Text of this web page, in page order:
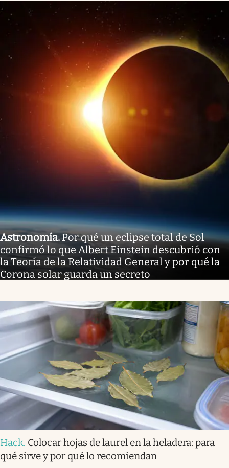
Astronomía.Por qué un eclipse total de Sol
confirmó lo que Albert Einstein descubrió con
la Teoría de la Relatividad General y por qué la
Corona solar guarda un secreto
Hack. Colocar hojas de laurel en la heladera: para
qué sirve y por qué lo recomiendan